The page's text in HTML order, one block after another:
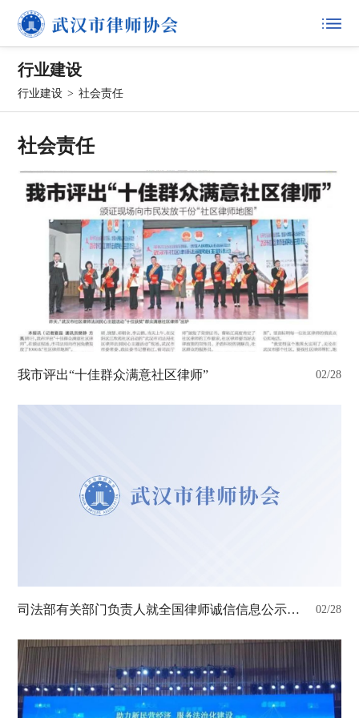
行业建设
行业建设 > 社会责任
社会责任
我市评出“十佳群众满意社区律师” 02/28
司法部有关部门负责人就全国律师诚信信息公示平台建设相关情况答记者问 02/28